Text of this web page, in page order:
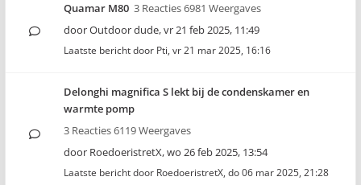
Quamar M80 3 Reacties 6981 Weergaves
doorOutdoor dude,vr 21 feb 2025, 11:49
Laatste bericht door Pti, vr 21 mar 2025, 16:16
Delonghi magnifica S lekt bij de condenskamer en
warmte pomp
3 Reacties 6119 Weergaves
door RoedoeristretX,wo 26 feb 2025, 13:54
Laatste bericht door RoedoeristretX, do 06 mar 2025, 21:28